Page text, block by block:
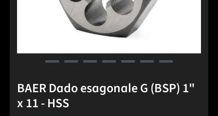
BAER Dado esagonale G (BSP) 1"
x 11 - HSS